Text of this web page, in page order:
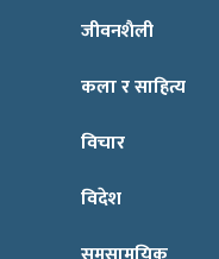
जीवनशैली
कला र साहित्य
विचार
विदेश